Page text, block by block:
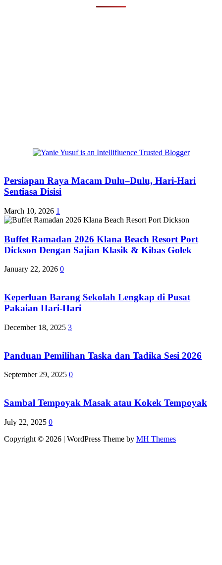
Persiapan Raya Macam Dulu–Dulu, Hari-Hari
Sentiasa Disisi
March 10, 2026 1
Buffet Ramadan 2026 Klana Beach Resort Port
Dickson Dengan Sajian Klasik & Kibas Golek
January 22, 2026 0
Keperluan Barang Sekolah Lengkap di Pusat
Pakaian Hari-Hari
December 18, 2025 3
Panduan Pemilihan Taska dan Tadika Sesi 2026
September 29, 2025 0
Sambal Tempoyak Masak atau Kokek Tempoyak
July 22, 2025 0
Copyright © 2026 | WordPress Theme by MH Themes